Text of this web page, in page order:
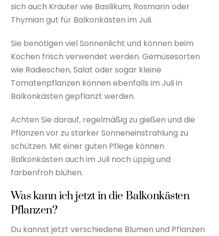
sich auch Kräuter wie Basilikum, Rosmarin oder
Thymian gut für Balkonkästen im Juli.
Sie benötigen viel Sonnenlicht und können beim
Kochen frisch verwendet werden. Gemüsesorten
wie Radieschen, Salat oder sogar kleine
Tomatenpflanzen können ebenfalls im Juli in
Balkonkästen gepflanzt werden.
Achten Sie darauf, regelmäßig zu gießen und die
Pflanzen vor zu starker Sonneneinstrahlung zu
schützen. Mit einer guten Pflege können
Balkonkästen auch im Juli noch üppig und
farbenfroh blühen.
Was kann ich jetzt in die Balkonkästen
Pflanzen?
Du kannst jetzt verschiedene Blumen und Pflanzen